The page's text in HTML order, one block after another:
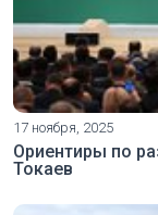
17 ноября, 2025
Ориентиры по
Токаев